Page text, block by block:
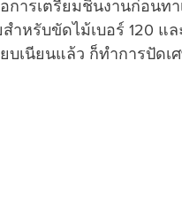
ารเตรียมชิ้นงานก่อนท
ำหรับขัดไม้เบอร์ 120
บเนียนแล้ว ก็ทำการปัดเ